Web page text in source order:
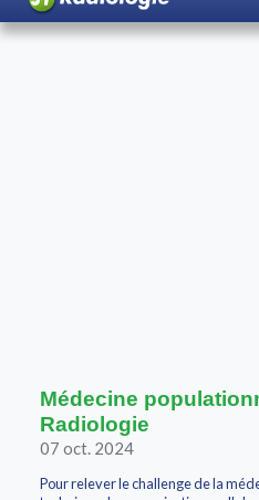
Médecine
Radiologie
07 oct. 2024
Pour relever le challenge de la